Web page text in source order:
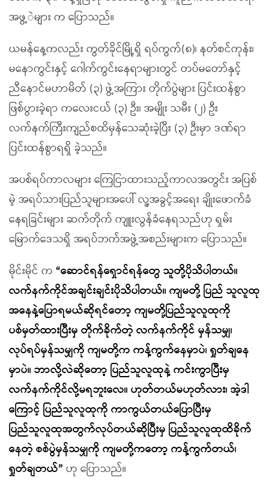
အဖွ့ဲများ က ပြောသည်။
ယမန်နေ့ကလည်း ကွတ်ခိုင်မြို့ရှိ ရပ်ကွက်(၈)၊ နတ်စင်ကုန်း၊
မနောကွင်းနှင့် ဂေါက်ကွင်းနေရာများတွင် တပ်မတော်နှင့်
ညီနောင်မဟာမိတ် (၃) ဖွဲ့အကြား တိုက်ပွဲများ ပြင်းထန်စွာ
ဖြစ်ပွားခဲ့ရာ ကလေးငယ် (၃) ဦး၊ အမျိုး သမီး (၂) ဦး
လက်နက်ကြီးကျည်စထိမှန်သေဆုံးခဲ့ပြီး (၃) ဦးမှာ ဒဏ်ရာ
ပြင်းထန်စွာရရှိ ခဲ့သည်။
အပစ်ရပ်ကာလများ ကြေငြာထားသည့်ကာလအတွင်း အပြစ်
မဲ့ အရပ်သားပြည်သူများအပေါ် လူ့အခွင့်အရေး ချိုးဖောက်ခံ
နေရခြင်းများ ဆက်တိုက် ကျူးလွန်ခံနေရသည်ဟု ရှမ်း
မြောက်ဒေသရှိ အရပ်ဘက်အဖွဲ့အစည်းများက ပြောသည်။
မိုင်းမိုင် က “ဆောင်ရန်ရှောင်ရန်တွေ သူတို့ပိုသိပါတယ်။
လက်နက်ကိုင်အချင်းချင်းပိုသိပါတယ်။ ကျမတို့ ပြည် သူလူထု
အနေနဲ့ပြောရမယ်ဆိုရင်တော့ ကျမတို့ပြည်သူလူထုကို
ပစ်မှတ်ထားပြီးမှ တိုက်ခိုက်တဲ့ လက်နက်ကိုင် မှန်သမျှ၊
လုပ်ရပ်မှန်သမျှကို ကျမတို့က ကန့်ကွက်နေမှာပဲ၊ ရှုတ်ချနေ
မှာပဲ။ ဘာလို့လဲဆိုတော့ ပြည်သူလူထုနဲ့ ကင်းကွာပြီးမှ
လက်နက်ကိုင်လို့မရဘူးလေ။ ဟုတ်တယ်မဟုတ်လား၊ အဲ့ဒါ
ကြောင့် ပြည်သူလူထုကို ကာကွယ်တယ်ပြောပြီးမှ
ပြည်သူလူထုအတွက်လုပ်တယ်ဆိုပြီးမှ ပြည်သူလူထုထိခိုက်
နေတဲ့ စစ်ပွဲမှန်သမျှကို ကျမတို့ကတော့ ကန့်ကွက်တယ်၊
ရှုတ်ချတယ်” ဟု ပြောသည်။